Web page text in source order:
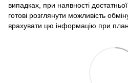
випадках, при наявності
готові розглянути можливість
врахувати цю інформацію при